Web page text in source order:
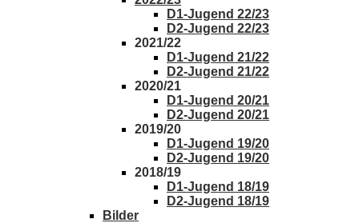
D1-Jugend 22/23
D2-Jugend 22/23
2021/22
D1-Jugend 21/22
D2-Jugend 21/22
2020/21
D1-Jugend 20/21
D2-Jugend 20/21
2019/20
D1-Jugend 19/20
D2-Jugend 19/20
2018/19
D1-Jugend 18/19
D2-Jugend 18/19
Bilder